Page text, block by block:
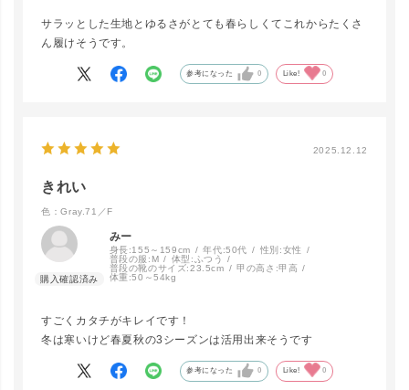
Brown.94
▲ 残りわずか
Black.40
カートに入れる
Gray.71／F
在庫なし
LINEで再入荷
サラッとした生地とゆるさがとても春らしくてこれからたくさ
ん履けそうです。
参考になった 0 Like! 0
2025.12.12
きれい
色：Gray.71／F
みー
身長:155～159cm 年代:50代 性別:女性
普段の服: M 体型: ふつう
普段の靴のサイズ:23.5cm 甲の高さ:甲高
体重:50～54kg
すごくカタチがキレイです！
冬は寒いけど春夏秋の3シーズンは活用出来そうです
参考になった 0 Like! 0